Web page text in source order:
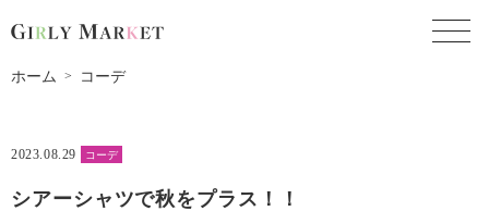
ホーム コーデ
2023.08.29 コーデ
シアーシャツで秋をプラス！！